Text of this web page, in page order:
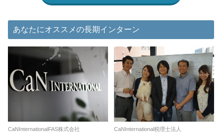
あなたにオススメの長期インターン
CaNInternationalFAS株式会社 CaNInternational税理士法人